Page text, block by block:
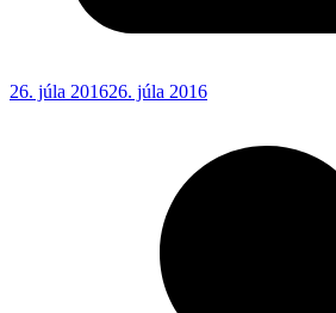
26. júla 201626. júla 2016